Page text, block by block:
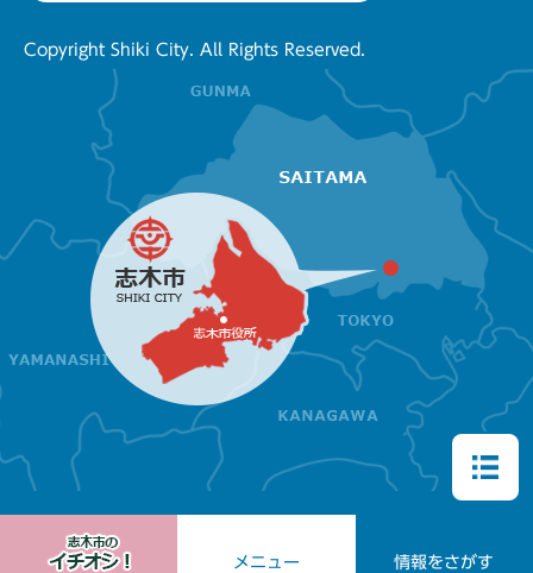
メニュー 情報をさがす
Copyright Shiki City. All Rights Reserved.